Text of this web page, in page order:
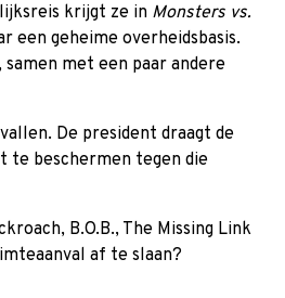
krijgt ze in Monsters vs.
een geheime overheidsbasis.
met een paar andere
De president draagt de
te beschermen tegen die
B.O.B., The Missing Link
af te slaan?